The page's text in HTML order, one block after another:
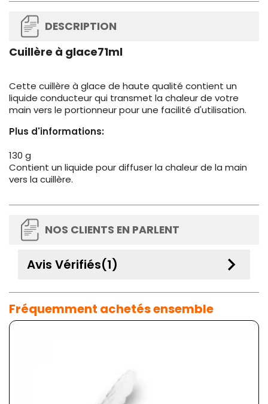
DESCRIPTION
Cuillère à glace71ml
Cette cuillère à glace de haute qualité contient un
liquide conducteur qui transmet la chaleur de votre
main vers le portionneur pour une facilité d'utilisation.
Plus d'informations:
130 g
Contient un liquide pour diffuser la chaleur de la main
vers la cuillère.
NOS CLIENTS EN PARLENT
Avis Vérifiés(1) keyboard_arrow_down
Fréquemment achetés ensemble